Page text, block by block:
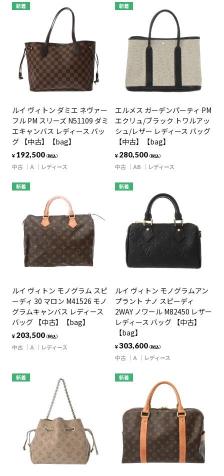
新着
ルイ ヴィトン ダミエ ネヴァー
フル PM スリーズ N51109 ダミ
エキャンバス レディース バッ
グ 【中古】【bag】
¥ 192,500（税込）
中古 A レディース
新着
エルメス ガーデンパーティ PM
エクリュ/ブラック トワルアッ
シュ/レザー レディース バッグ
【中古】【bag】
¥ 280,500（税込）
中古 AB レディース
新着
ルイ ヴィトン モノグラム スピ
ーディ 30 マロン M41526 モノ
グラムキャンバス レディース
バッグ 【中古】【bag】
¥ 203,500（税込）
中古 A レディース
新着
ルイ ヴィトン モノグラムアン
プラント ナノ スピーディ
2WAY ノワール M82450 レザー
レディース バッグ 【中古】
【bag】
¥303,600（税込）
中古 A レディース
新着 新着